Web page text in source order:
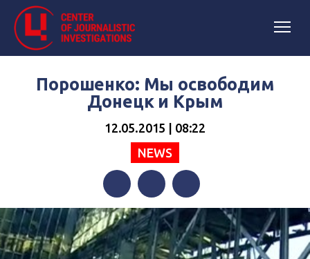
Порошенко: Мы освободим
Донецк и Крым
12.05.2015 | 08:22
NEWS
FacebookTwitterTelegram